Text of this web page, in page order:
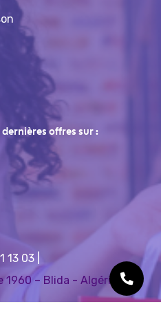
offres sur :
13 03
1960 – Blida - Algérie